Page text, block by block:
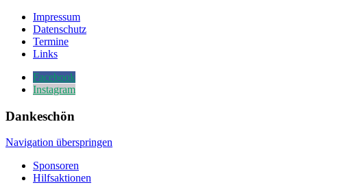
Impressum
Datenschutz
Termine
Links
Facebook
Instagram
Dankeschön
Navigation überspringen
Sponsoren
Hilfsaktionen